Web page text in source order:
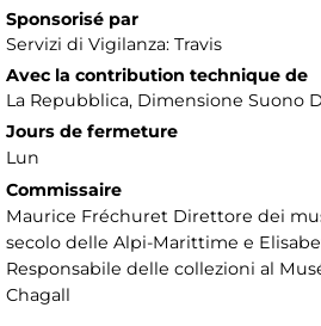
Sponsorisé par
Servizi di Vigilanza: Travis
Avec la contribution technique de
La Repubblica, Dimensione Suono
Jours de fermeture
Lun
Commissaire
Maurice Fréchuret Direttore dei
secolo delle Alpi-Marittime e
Responsabile delle collezioni al
Chagall